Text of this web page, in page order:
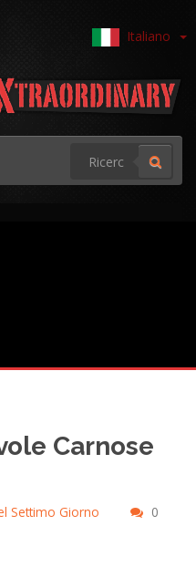
Italiano
Carnose
Settimo Giorno
0